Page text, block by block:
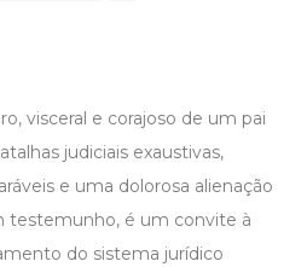
visceral e corajoso de um pai
judiciais exaustivas,
e uma dolorosa alienação
testemunho, é um convite à
do sistema jurídico